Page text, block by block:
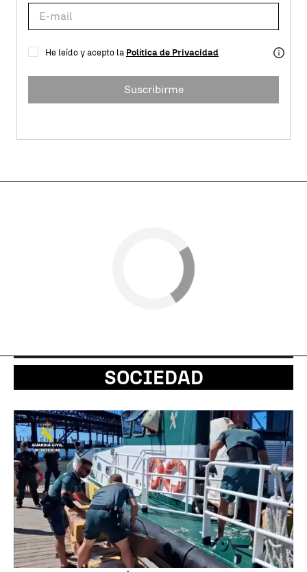
He leído y acepto la Política de Privacidad
Suscribirme
SOCIEDAD